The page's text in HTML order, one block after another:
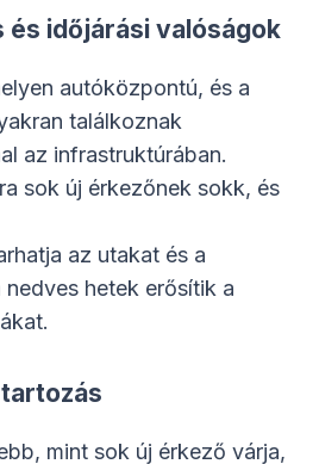
és időjárási valóságok
autóközpontú, és a
találkoznak
az infrastruktúrában.
sok új érkezőnek sokk, és
az utakat és a
hetek erősítik a
mint sok új érkező várja,